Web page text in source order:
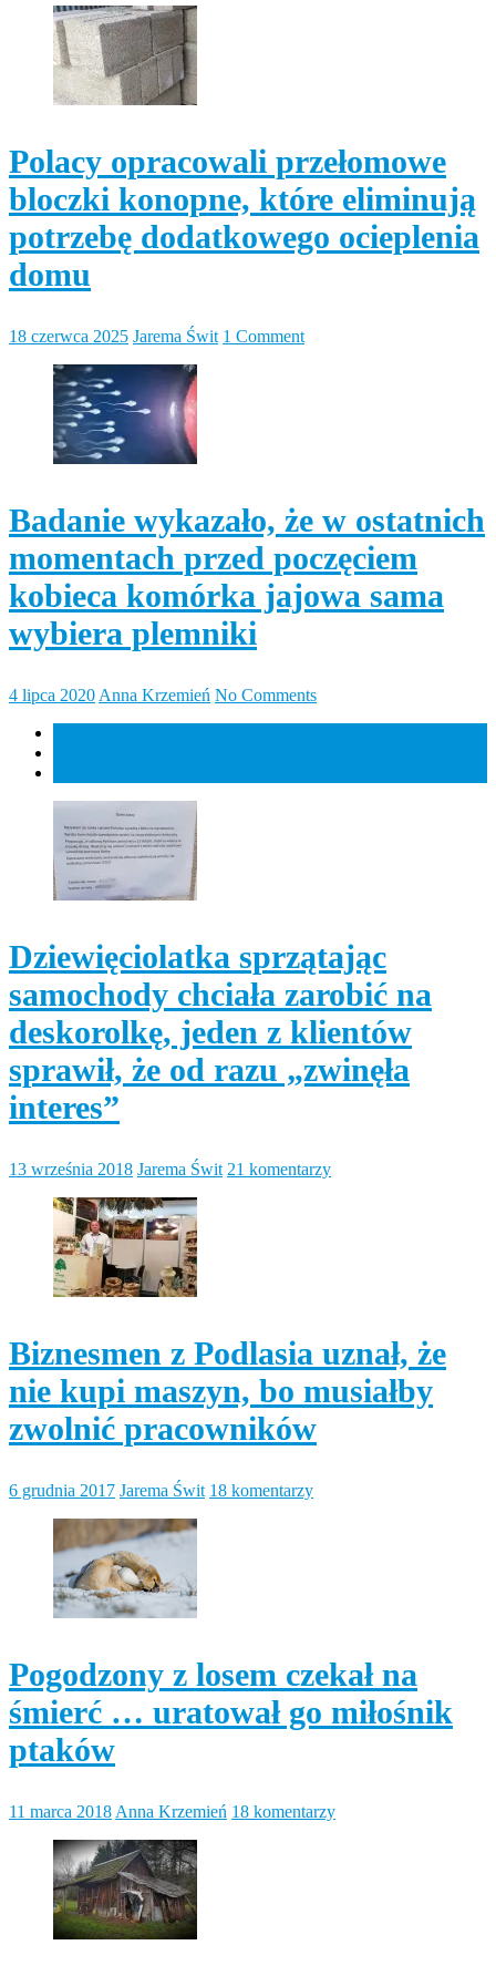
Polacy opracowali przełomowe
bloczki konopne, które eliminują
potrzebę dodatkowego ocieplenia
domu
18 czerwca 2025 Jarema Świt 1 Comment
Badanie wykazało, że w ostatnich
momentach przed poczęciem
kobieca komórka jajowa sama
wybiera plemniki
4 lipca 2020 Anna Krzemień No Comments
Dziewięciolatka sprzątając
samochody chciała zarobić na
deskorolkę, jeden z klientów
sprawił, że od razu „zwinęła
interes”
13 września 2018 Jarema Świt 21 komentarzy
Biznesmen z Podlasia uznał, że
nie kupi maszyn, bo musiałby
zwolnić pracowników
6 grudnia 2017 Jarema Świt 18 komentarzy
Pogodzony z losem czekał na
śmierć … uratował go miłośnik
ptaków
11 marca 2018 Anna Krzemień 18 komentarzy